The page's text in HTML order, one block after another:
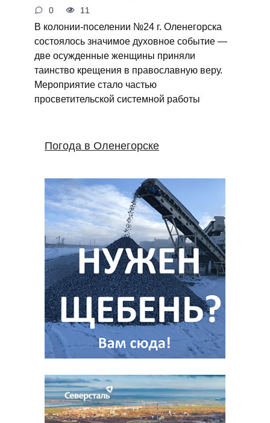
0 11
В колонии-поселении №24 г. Оленегорска
состоялось значимое духовное событие —
две осужденные женщины приняли
таинство крещения в православную веру.
Мероприятие стало частью
просветительской системной работы
Погода в Оленегорске